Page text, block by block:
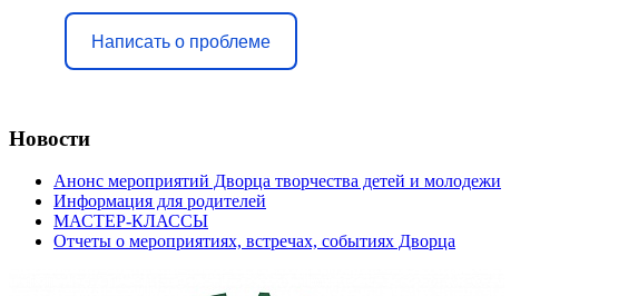
Написать о проблеме
Новости
Анонс мероприятий Дворца творчества детей и молодежи
Информация для родителей
МАСТЕР-КЛАССЫ
Отчеты о мероприятиях, встречах, событиях Дворца